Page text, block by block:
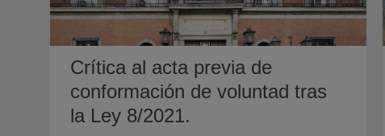
Crítica al acta previa de
conformación de voluntad tras
la Ley 8/2021.